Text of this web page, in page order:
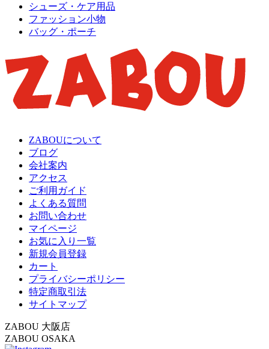
シューズ・ケア用品
ファッション小物
バッグ・ポーチ
ZABOUについて
ブログ
会社案内
アクセス
ご利用ガイド
よくある質問
お問い合わせ
マイページ
お気に入り一覧
新規会員登録
カート
プライバシーポリシー
特定商取引法
サイトマップ
ZABOU 大阪店
ZABOU OSAKA